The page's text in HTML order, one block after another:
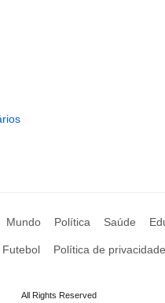
Mundo Política Saúde
Futebol Política de privacidade
All Rights Reserved